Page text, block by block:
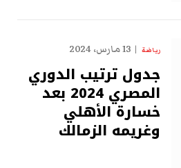
رياضة 13 مارس، 2024
جدول ترتيب الدوري
المصري 2024 بعد
خسارة الأهلي
وغريمه الزمالك